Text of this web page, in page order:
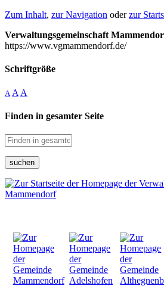
Zum Inhalt, zur Navigation oderzur
Verwaltungsgemeinschaft
https://www.vgmammendorf.de/
Schriftgröße
A A A
Finden in gesamter Seite
suchen